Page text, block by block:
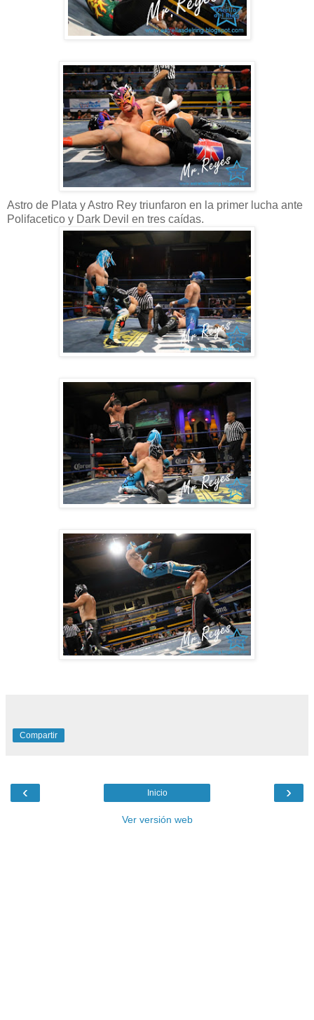
Astro de Plata y Astro Rey triunfaron en la primer lucha ante
Polifacetico y Dark Devil en tres caídas.
Compartir
‹ ›
Inicio
Ver versión web